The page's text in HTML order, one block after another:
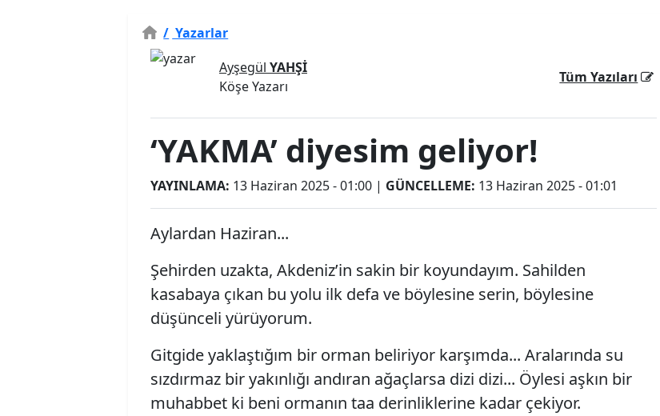
/ Yazarlar
Ayşegül YAHŞİ
Köşe Yazarı
Tüm Yazıları
‘YAKMA’ diyesim geliyor!
YAYINLAMA: 13 Haziran 2025 - 01:00 | GÜNCELLEME: 13 Haziran 2025 - 01:01
Aylardan Haziran...
Şehirden uzakta, Akdeniz’in sakin bir koyundayım. Sahilden
kasabaya çıkan bu yolu ilk defa ve böylesine serin, böylesine
düşünceli yürüyorum.
Gitgide yaklaştığım bir orman beliriyor karşımda... Aralarında su
sızdırmaz bir yakınlığı andıran ağaçlarsa dizi dizi... Öylesi aşkın bir
muhabbet ki beni ormanın taa derinliklerine kadar çekiyor.